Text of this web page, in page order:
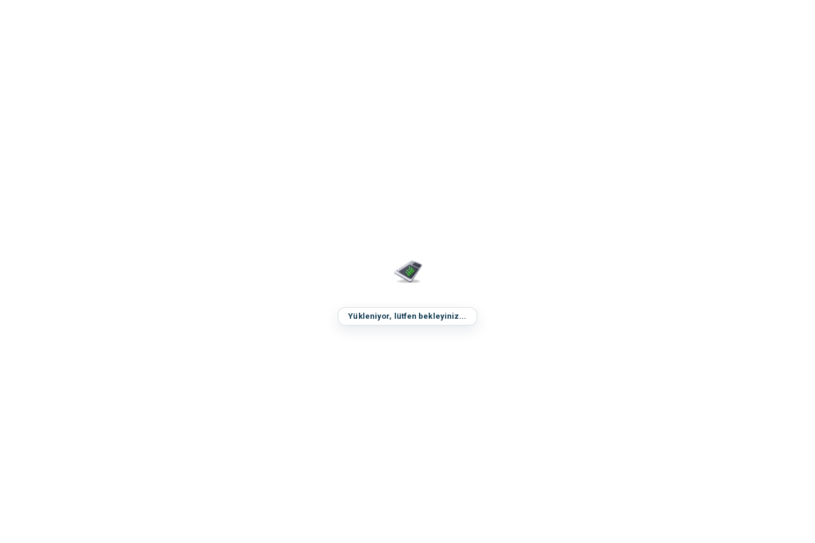
Yükleniyor, lütfen bekleyiniz...